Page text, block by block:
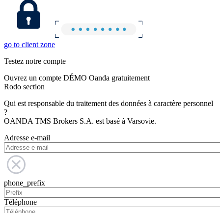
go to client zone
Testez notre compte
Ouvrez un compte DÉMO Oanda gratuitement
Rodo section
Qui est responsable du traitement des données à caractère personnel
?
OANDA TMS Brokers S.A. est basé à Varsovie.
Adresse e-mail
phone_prefix
Téléphone